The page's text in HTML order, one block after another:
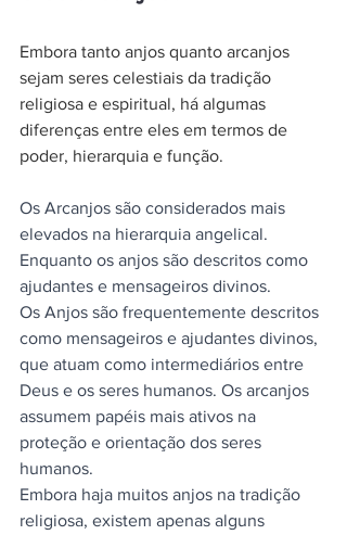
Embora tanto anjos quanto arcanjos
sejam seres celestiais da tradição
religiosa e espiritual, há algumas
diferenças entre eles em termos de
poder, hierarquia e função.
Os Arcanjos são considerados mais
elevados na hierarquia angelical.
Enquanto os anjos são descritos como
ajudantes e mensageiros divinos.
Os Anjos são frequentemente descritos
como mensageiros e ajudantes divinos,
que atuam como intermediários entre
Deus e os seres humanos. Os arcanjos
assumem papéis mais ativos na
proteção e orientação dos seres
humanos.
Embora haja muitos anjos na tradição
religiosa, existem apenas alguns